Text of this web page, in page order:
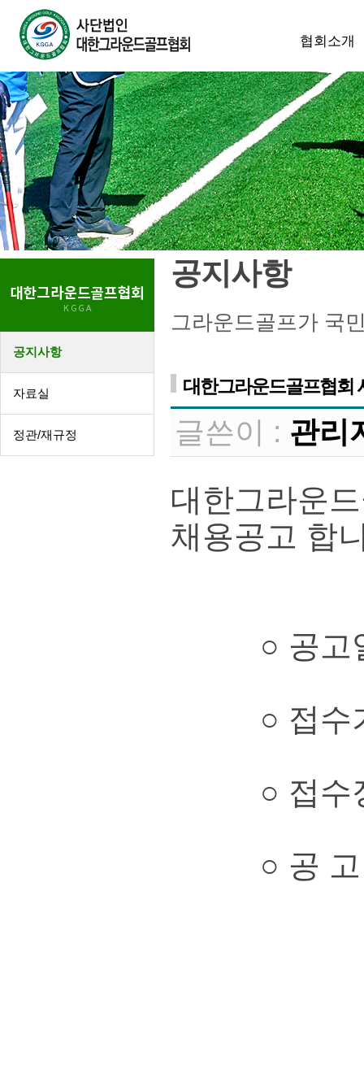
협회소개
공지사항
자료실
정관/재규정
공지사항
그라운드골프가 국
대한그라운드골프협회
글쓴이 : 관리
대한그라운
채용공고 합
○ 공고일
○ 접수기
○ 접수장
○ 공 고